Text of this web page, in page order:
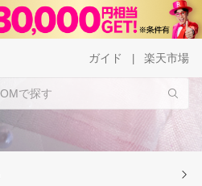
ガイド 楽天市場